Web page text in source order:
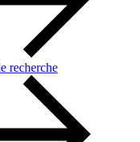
recherche